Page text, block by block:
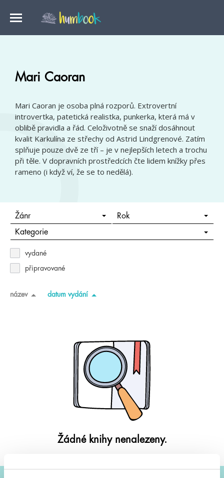
Mari Caoran
Mari Caoran je osoba plná rozporů. Extrovertní
introvertka, patetická realistka, punkerka, která má v
oblibě pravidla a řád. Celoživotně se snaží dosáhnout
kvalit Karkulína ze střechy od Astrid Lindgrenové. Zatím
splňuje pouze dvě ze tří – je v nejlepších letech a trochu
při těle. V dopravních prostředcích čte lidem knížky přes
rameno (i když ví, že se to nedělá).
Žánr Rok
Kategorie
vydané
připravované
název datum vydání
Žádné knihy nenalezeny.